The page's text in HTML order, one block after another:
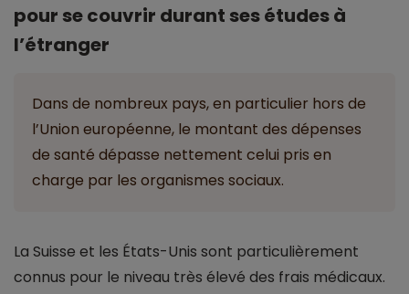
pour se couvrir durant ses études à
l’étranger
Dans de nombreux pays, en particulier hors de
l’Union européenne, le montant des dépenses
de santé dépasse nettement celui pris en
charge par les organismes sociaux.
La Suisse et les États-Unis sont particulièrement
connus pour le niveau très élevé des frais médicaux.